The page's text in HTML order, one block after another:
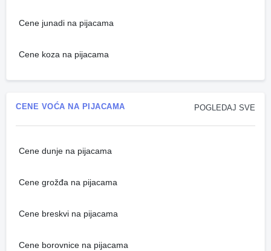
Cene junadi na pijacama
Cene koza na pijacama
POGLEDAJ SVE
CENE VOĆA NA PIJACAMA
Cene dunje na pijacama
Cene grožđa na pijacama
Cene breskvi na pijacama
Cene borovnice na pijacama